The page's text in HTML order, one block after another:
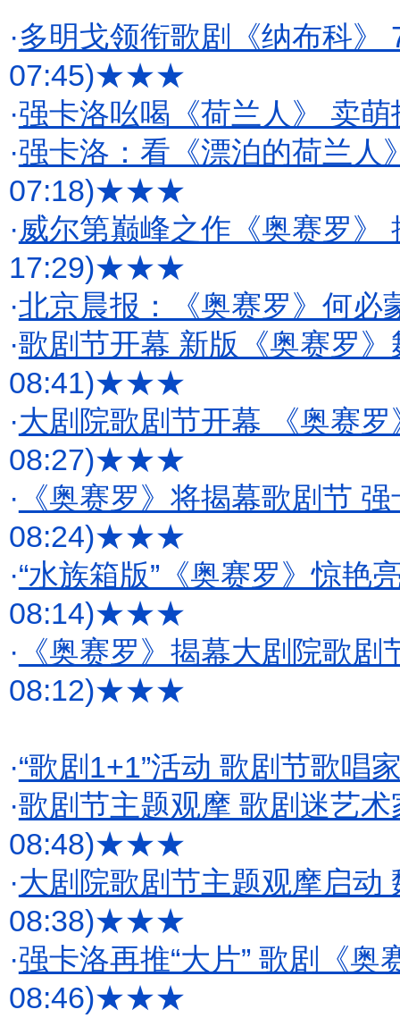
·多明戈领衔歌剧《纳布科》
07:45)★★★
·强卡洛吆喝《荷兰人》 卖萌
·强卡洛：看《漂泊的荷兰人
07:18)★★★
·威尔第巅峰之作《奥赛罗》
17:29)★★★
·北京晨报：《奥赛罗》何必
·歌剧节开幕 新版《奥赛罗
08:41)★★★
·大剧院歌剧节开幕 《奥赛罗
08:27)★★★
· 《奥赛罗》将揭幕歌剧节
08:24)★★★
·“水族箱版”《奥赛罗》惊艳
08:14)★★★
· 《奥赛罗》揭幕大剧院歌
08:12)★★★
·“歌剧1+1”活动 歌剧节歌唱
·歌剧节主题观摩 歌剧迷艺
08:48)★★★
·大剧院歌剧节主题观摩启动
08:38)★★★
·强卡洛再推“大片” 歌剧《奥
08:46)★★★